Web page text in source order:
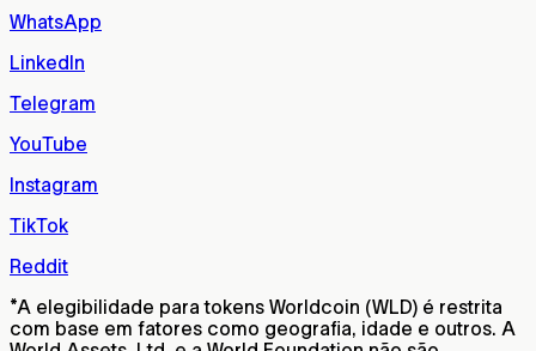
WhatsApp
LinkedIn
Telegram
YouTube
Instagram
TikTok
Reddit
*A elegibilidade para tokens Worldcoin (WLD) é restrita
com base em fatores como geografia, idade e outros. A